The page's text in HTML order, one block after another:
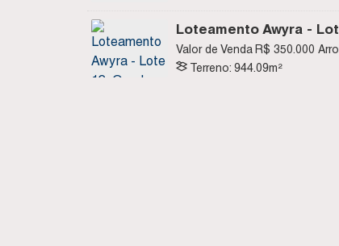
Loteamento Awyra -
Imbituba SCR$ 350.000
Valor de Venda
Terreno: 944.09m²